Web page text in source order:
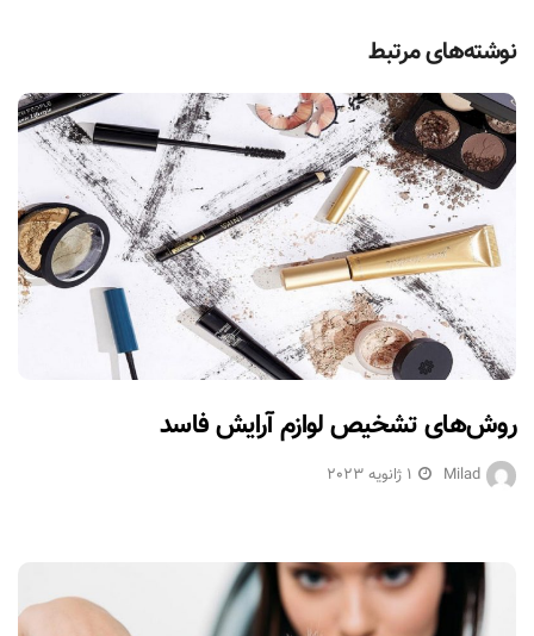
نوشته‌های مرتبط
روش‌های تشخیص لوازم آرایش فاسد
Milad 1 ژانویه 2023